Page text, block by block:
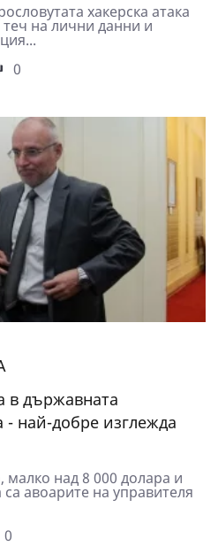
хакерска атака
на лични данни и
0
в държавната
най-добре изглежда
малко над 8 000 долара и
авоарите на управителя
0